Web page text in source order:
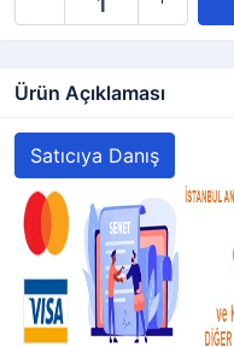
Ürün Açıklaması
Satıcıya Danış